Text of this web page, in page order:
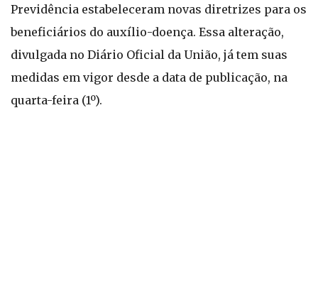
Previdência estabeleceram novas diretrizes para os
beneficiários do auxílio-doença. Essa alteração,
divulgada no Diário Oficial da União, já tem suas
medidas em vigor desde a data de publicação, na
quarta-feira (1º).